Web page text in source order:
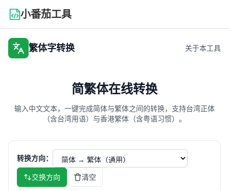
小番茄工具
繁体字转换 关于本工具
简繁体在线转换
输入中文文本，一键完成简体与繁体之间的转换，支持台湾正体
（含台湾用语）与香港繁体（含粤语习惯）。
转换方向：
交换方向 清空